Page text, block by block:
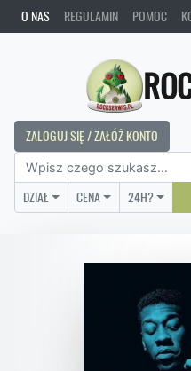
O NAS REGULAMIN POMOC
ZALOGUJ SIĘ / ZAŁÓŻ KONTO
DZIAŁ CENA 24H?